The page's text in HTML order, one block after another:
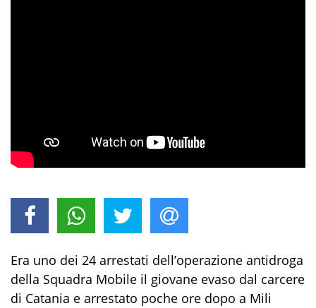
Era uno dei 24 arrestati dell’operazione antidroga
della Squadra Mobile il giovane evaso dal carcere
di Catania e arrestato poche ore dopo a Mili